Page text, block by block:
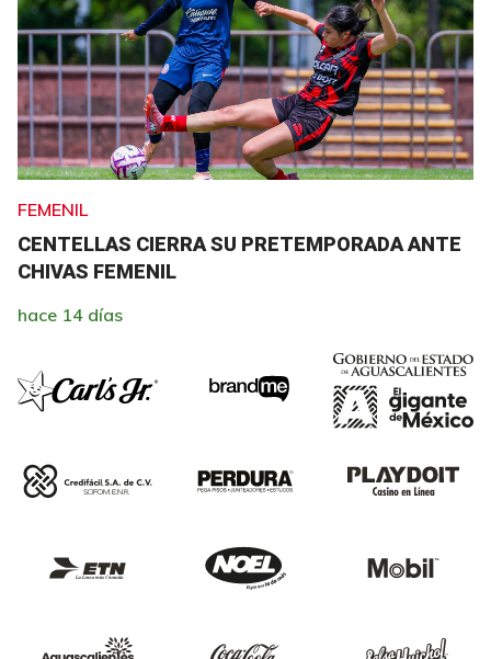
FEMENIL
CENTELLAS CIERRA SU PRETEMPORADA ANTE
CHIVAS FEMENIL
hace 14 días